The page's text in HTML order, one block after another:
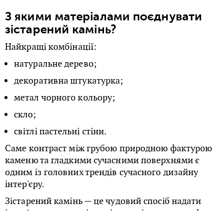
З якими матеріалами поєднувати
зістарений камінь?
Найкращі комбінації:
натуральне дерево;
декоративна штукатурка;
метал чорного кольору;
скло;
світлі пастельні стіни.
Саме контраст між грубою природною фактурою
каменю та гладкими сучасними поверхнями є
одним із головних трендів сучасного дизайну
інтер'єру.
Зістарений камінь — це чудовий спосіб надати